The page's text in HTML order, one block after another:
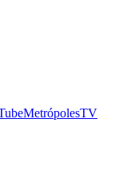
MetrópolesTV